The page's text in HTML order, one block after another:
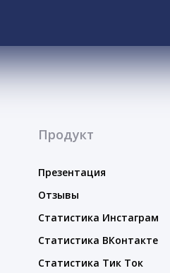
Продукт
Презентация
Отзывы
Статистика Инстаграм
Статистика ВКонтакте
Статистика Тик Ток